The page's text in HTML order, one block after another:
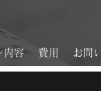
内容 費用 お問